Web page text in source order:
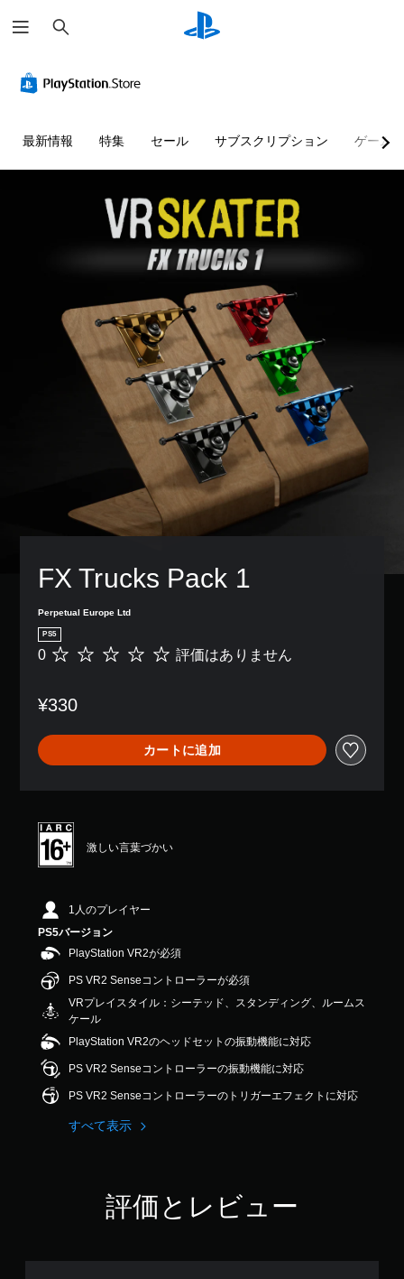
索
最新情報 特集 セール サブスクリプション ゲーム
FX Trucks Pack 1
Perpetual Europe Ltd
PS5
評
あ
ま
せ
ん
0 評価はありません
¥330
カートに追加
激しい言葉づかい
1人のプレイヤー
PS5バージョン
PlayStation VR2が必須
PS VR2 Senseコントローラーが必須
VRプレイスタイル：シーテッド、スタンディング、ルームス
ケール
PlayStation VR2のヘッドセットの振動機能に対応
PS VR2 Senseコントローラーの振動機能に対応
PS VR2 Senseコントローラーのトリガーエフェクトに対応
すべて表示
評価とレビュー